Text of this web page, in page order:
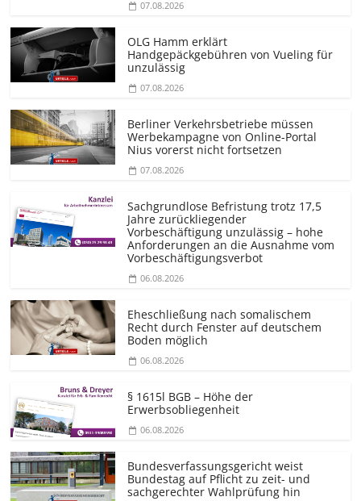
07.08.2026
OLG Hamm erklärt
Handgepäckgebühren von Vueling für
unzulässig
07.08.2026
Berliner Verkehrsbetriebe müssen
Werbekampagne von Online-Portal
Nius vorerst nicht fortsetzen
07.08.2026
Sachgrundlose Befristung trotz 17,5
Jahre zurückliegender
Vorbeschäftigung unzulässig – hohe
Anforderungen an die Ausnahme vom
Vorbeschäf­tigungsverbot
06.08.2026
Eheschließung nach somalischem
Recht durch Fenster auf deutschem
Boden möglich
06.08.2026
§ 1615l BGB – Höhe der
Erwerbsobliegenheit
06.08.2026
Bundesver­fassungsgericht weist
Bundestag auf Pflicht zu zeit- und
sachgerechter Wahlprüfung hin